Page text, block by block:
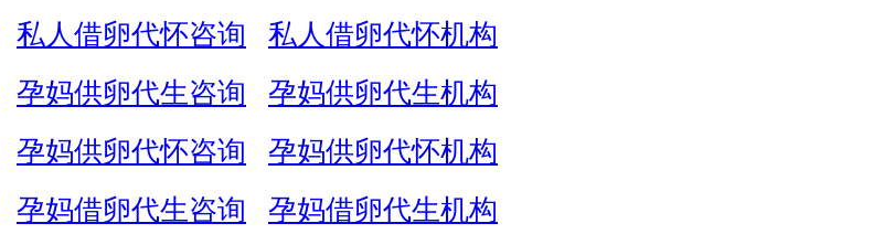
私人借卵代怀咨询
私人借卵代怀机构
孕妈供卵代生咨询
孕妈供卵代生机构
孕妈供卵代怀咨询
孕妈供卵代怀机构
孕妈借卵代生咨询
孕妈借卵代生机构